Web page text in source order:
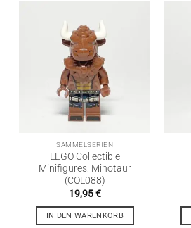
SAMMELSERIEN
LEGO Collectible
Minifigures: Minotaur
(COL088)
19,95€
IN DEN WARENKORB